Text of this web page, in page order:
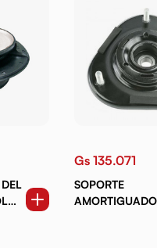
Gs 135.071
SOPORTE